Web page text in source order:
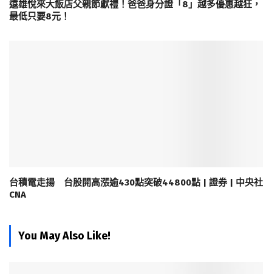
遠雄悅來大飯店父親節獻禮！爸爸身分證「8」越多優惠越狂，
最低只要8元！
台積電走揚 台股開高漲逾430點突破44800點 | 證券 | 中央社
CNA
You May Also Like!